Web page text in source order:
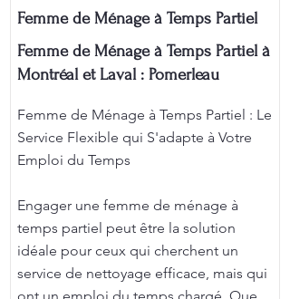
Femme de Ménage à Temps Partiel
Femme de Ménage à Temps Partiel à
Montréal et Laval : Pomerleau
Femme de Ménage à Temps Partiel : Le
Service Flexible qui S'adapte à Votre
Emploi du Temps
Engager une femme de ménage à
temps partiel peut être la solution
idéale pour ceux qui cherchent un
service de nettoyage efficace, mais qui